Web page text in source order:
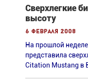
Сверхлегкие
высоту
6 февраля 2008
На прошлой
представила
Citation Mustang в